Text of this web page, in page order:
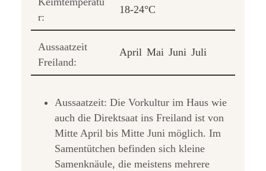
r:
18-24°C
Aussaatzeit
Freiland:
April Mai Juni Juli
Aussaatzeit: Die Vorkultur im Haus wie
auch die Direktsaat ins Freiland ist von
Mitte April bis Mitte Juni möglich. Im
Samentütchen befinden sich kleine
Samenknäule, die meistens mehrere